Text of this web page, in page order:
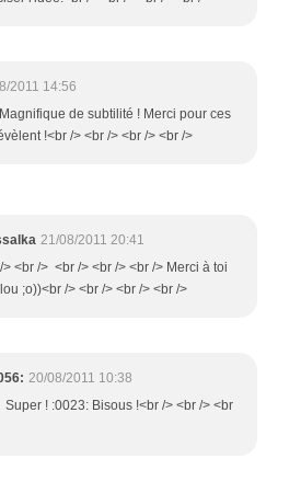
2011 14:56
de subtilité ! Merci pour ces
!<br /> <br /> <br /> <br />
21/08/2011 20:41
> <br /> <br /> <br /> <br /> Merci à toi
;o))<br /> <br /> <br /> <br />
20/08/2011 10:38
! :0023: Bisous !<br /> <br /> <br